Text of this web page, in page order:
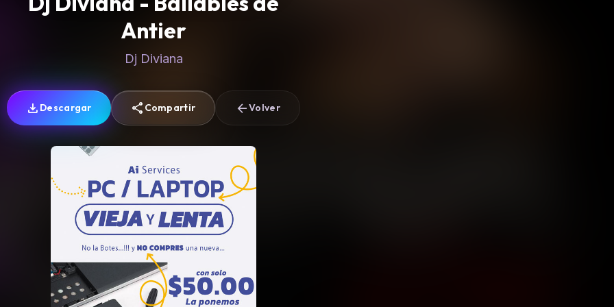
Antier
Dj Diviana
download Descargar share Compartir arrow_backVolver